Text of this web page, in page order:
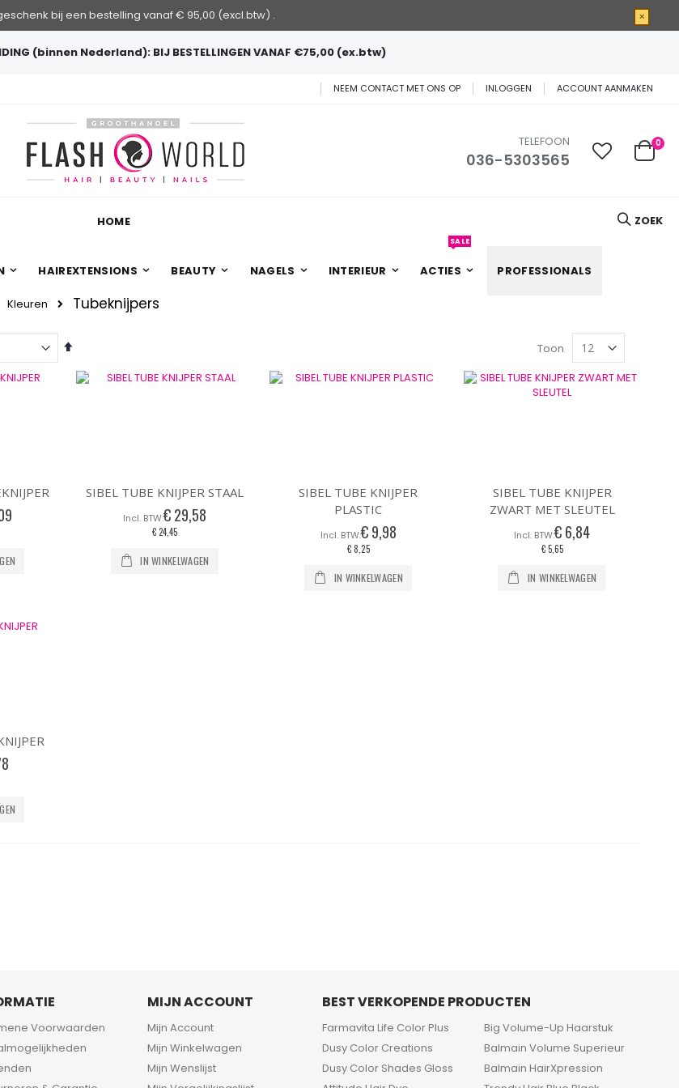
bij een bestelling vanaf € 95,00 (excl.btw) . ×
(binnen Nederland): BIJ BESTELLINGEN VANAF €75,00 (ex.btw)
NEEM CONTACT MET ONS OP INLOGGEN ACCOUNT AANMAKEN
TELEFOON
036-5303565
ZOEK
Cart
0
HOME
HAIREXTENSIONS BEAUTY NAGELS INTERIEUR ACTIES
SALE
PROFESSIONALS
Kleuren Tubeknijpers
Van
naar
laag
Toon
SIBEL TUBE KNIJPER STAAL
€ 29,58
€ 24,45
IN WINKELWAGEN
SIBEL TUBE KNIJPER
PLASTIC
€ 9,98
€ 8,25
IN WINKELWAGEN
SIBEL TUBE KNIJPER
ZWART MET SLEUTEL
€ 6,84
€ 5,65
IN WINKELWAGEN
Voorwaarden
MIJN ACCOUNT
Mijn Account
Mijn Winkelwagen
Mijn Wenslijst
BEST VERKOPENDE PRODUCTEN
Farmavita Life Color Plus
Dusy Color Creations
Dusy Color Shades Gloss
Big Volume-Up Haarstuk
Balmain Volume Superieur
Balmain HairXpression